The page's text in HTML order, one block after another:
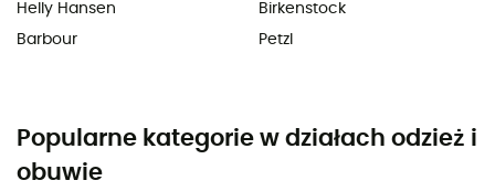
Helly Hansen
Barbour
Birkenstock
Petzl
Popularne kategorie w działach odzież i
obuwie